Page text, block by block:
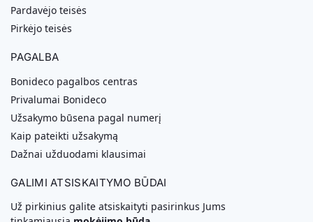
Pardavėjo teisės
Pirkėjo teisės
PAGALBA
Bonideco pagalbos centras
Privalumai Bonideco
Užsakymo būsena pagal numerį
Kaip pateikti užsakymą
Dažnai užduodami klausimai
GALIMI ATSISKAITYMO BŪDAI
Už pirkinius galite atsiskaityti pasirinkus Jums